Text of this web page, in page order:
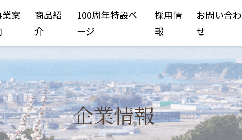
案
商品紹
介
100周年特設ペ
ージ
採用情
報
お問い合わ
せ
企業情報